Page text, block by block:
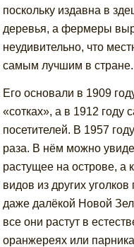
поскольку издавна в
деревья, а фермеры
неудивительно, что
самым лучшим в стране.
Его основали в 1909
«сотках», а в 1912 году
посетителей. В 1957
раза. В нём можно
растущее на острове, а
видов из других
даже далёкой Новой
все они растут в
оранжереях или